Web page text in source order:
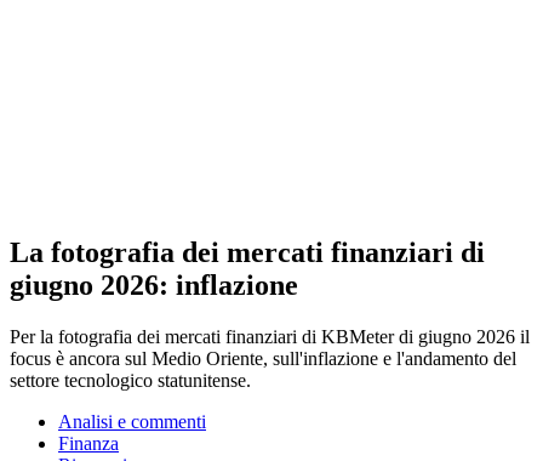
La fotografia dei mercati finanziari di
giugno 2026: inflazione
Per la fotografia dei mercati finanziari di KBMeter di giugno 2026 il
focus è ancora sul Medio Oriente, sull'inflazione e l'andamento del
settore tecnologico statunitense.
Analisi e commenti
Finanza